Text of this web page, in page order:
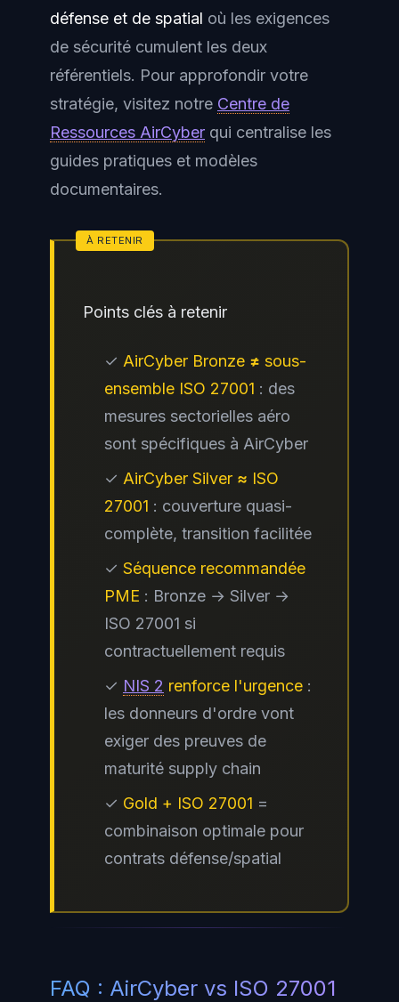
défense et de spatial où les exigences
de sécurité cumulent les deux
référentiels. Pour approfondir votre
stratégie, visitez notre Centre de
Ressources AirCyber qui centralise les
guides pratiques et modèles
documentaires.
Points clés à retenir
✓ AirCyber Bronze ≠ sous-
ensemble ISO 27001 : des
mesures sectorielles aéro
sont spécifiques à AirCyber
✓ AirCyber Silver ≈ ISO
27001 : couverture quasi-
complète, transition facilitée
✓ Séquence recommandée
PME : Bronze → Silver →
ISO 27001 si
contractuellement requis
✓ NIS 2 renforce l'urgence :
les donneurs d'ordre vont
exiger des preuves de
maturité supply chain
✓ Gold + ISO 27001 =
combinaison optimale pour
contrats défense/spatial
FAQ : AirCyber vs ISO 27001